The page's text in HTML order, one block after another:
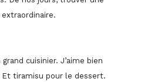
cuisinier. J’aime bien
tiramisu pour le dessert.